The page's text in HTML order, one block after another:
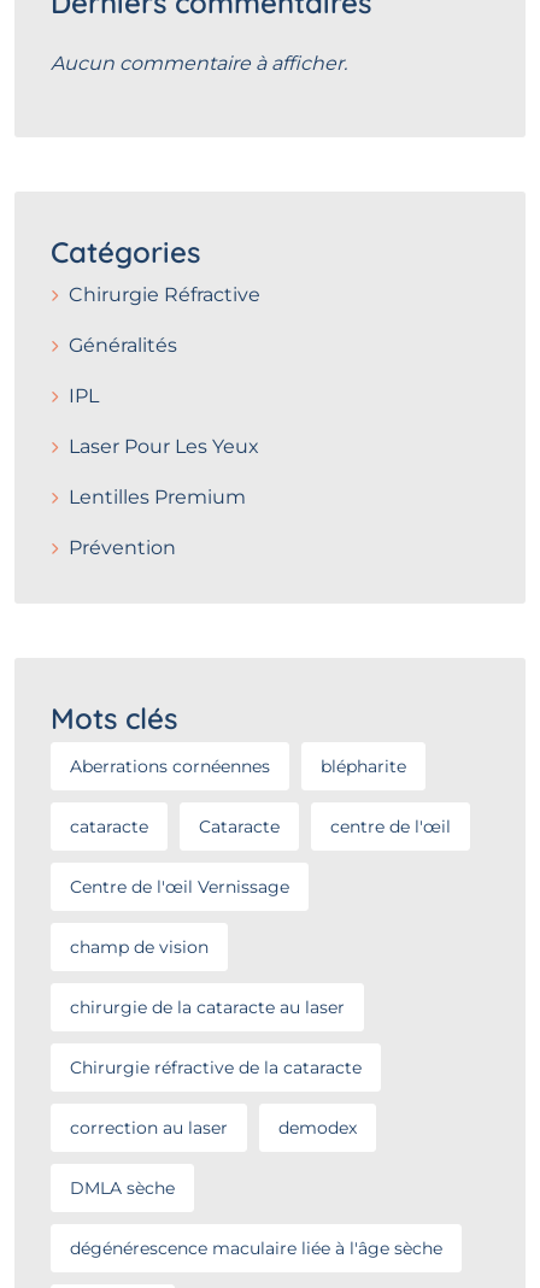
Aucun commentaire à afficher.
Catégories
Chirurgie Réfractive
Généralités
IPL
Laser Pour Les Yeux
Lentilles Premium
Prévention
Mots clés
Aberrations cornéennes blépharite
cataracte Cataracte centre de l'œil
Centre de l'œil Vernissage
champ de vision
chirurgie de la cataracte au laser
Chirurgie réfractive de la cataracte
correction au laser demodex
DMLA sèche
dégénérescence maculaire liée à l'âge sèche